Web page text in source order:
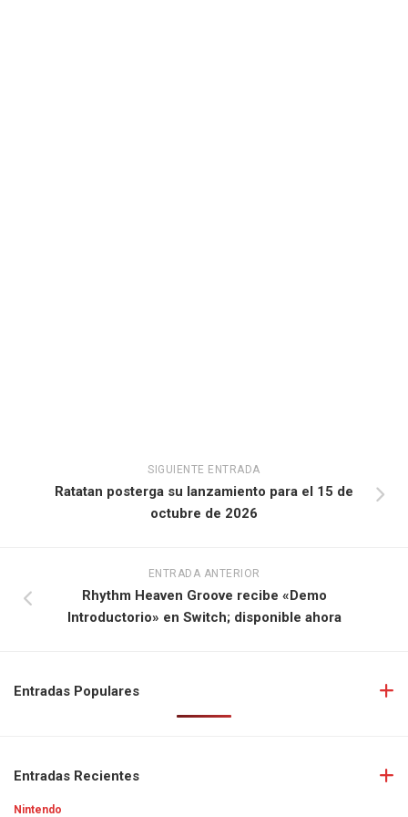
SIGUIENTE ENTRADA
Ratatan posterga su lanzamiento para el 15 de
octubre de 2026
ENTRADA ANTERIOR
Rhythm Heaven Groove recibe «Demo
Introductorio» en Switch; disponible ahora
Entradas Populares
Entradas Recientes
Nintendo